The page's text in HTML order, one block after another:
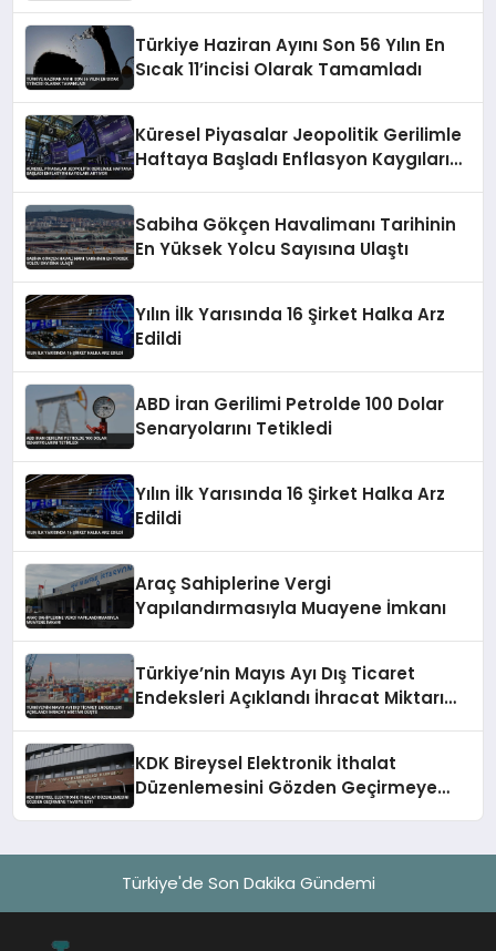
Türkiye Haziran Ayını Son 56 Yılın En
Sıcak 11’incisi Olarak Tamamladı
Küresel Piyasalar Jeopolitik Gerilimle
Haftaya Başladı Enflasyon Kaygıları
Sabiha Gökçen Havalimanı Tarihinin
En Yüksek Yolcu Sayısına Ulaştı
Yılın İlk Yarısında 16 Şirket Halka Arz
Edildi
ABD İran Gerilimi Petrolde 100 Dolar
Senaryolarını Tetikledi
Yılın İlk Yarısında 16 Şirket Halka Arz
Edildi
Araç Sahiplerine Vergi
Yapılandırmasıyla Muayene İmkanı
Türkiye’nin Mayıs Ayı Dış Ticaret
Endeksleri Açıklandı İhracat Miktarı
KDK Bireysel Elektronik İthalat
Düzenlemesini Gözden Geçirmeye
Türkiye'de Son Dakika Gündemi